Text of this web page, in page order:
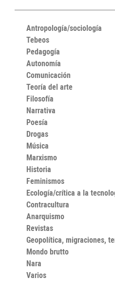
Antropología/sociología
Tebeos
Pedagogía
Autonomía
Comunicación
Teoría del arte
Filosofía
Narrativa
Poesía
Drogas
Música
Marxismo
Historia
Feminismos
Ecología/crítica a la
Contracultura
Anarquismo
Revistas
Geopolítica, migraciones,
Mondo brutto
Nara
Varios